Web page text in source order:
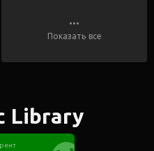
...
Показать все
Library